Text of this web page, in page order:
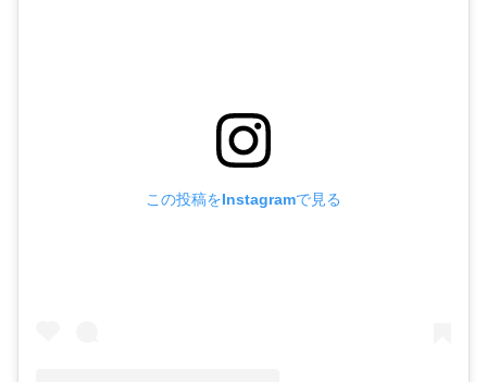
この投稿をInstagramで見る